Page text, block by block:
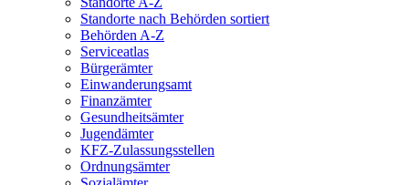
Standorte nach Behörden sortiert
Behörden A-Z
Serviceatlas
Bürgerämter
Einwanderungs­amt
Finanzämter
Gesundheits­ämter
Jugendämter
KFZ-Zulassungs­stellen
Ordnungsämter